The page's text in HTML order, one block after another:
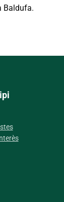
Baldufa.